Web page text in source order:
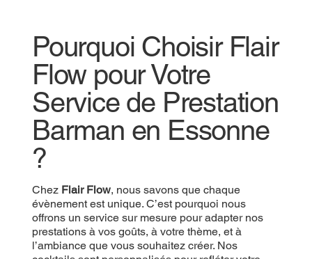
Pourquoi Choisir Flair
Flow pour Votre
Service de Prestation
Barman en Essonne
?
Chez Flair Flow, nous savons que chaque
évènement est unique. C’est pourquoi nous
offrons un service sur mesure pour adapter nos
prestations à vos goûts, à votre thème, et à
l’ambiance que vous souhaitez créer. Nos